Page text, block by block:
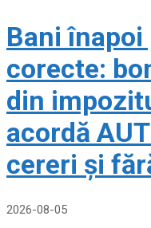
Bani
corecte:
din
acordă
cereri și
2026-08-05